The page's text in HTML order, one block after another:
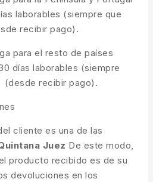
laborables (siempre que
recibir pago).
para el resto de países
días laborables (siempre
recibir pago).
cliente es una de las
Juez De este modo,
producto recibido es de su
devoluciones en los